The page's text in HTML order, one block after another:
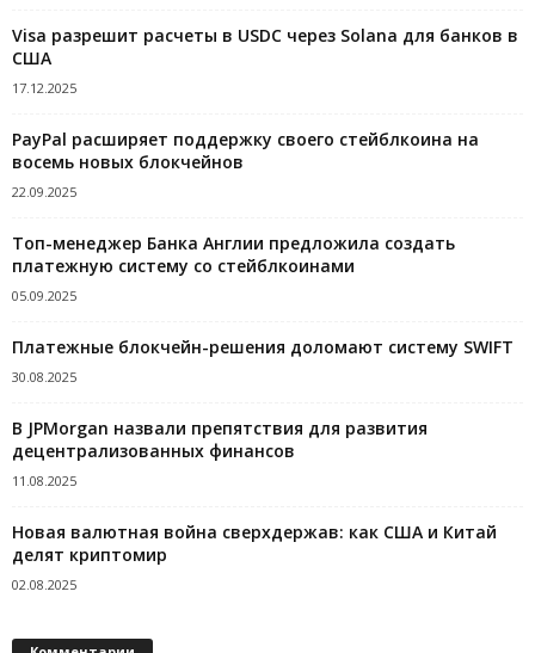
Visa разрешит расчеты в USDC через Solana для банков в
США
17.12.2025
PayPal расширяет поддержку своего стейблкоина на
восемь новых блокчейнов
22.09.2025
Топ-менеджер Банка Англии предложила создать
платежную систему со стейблкоинами
05.09.2025
Платежные блокчейн-решения доломают систему SWIFT
30.08.2025
В JPMorgan назвали препятствия для развития
децентрализованных финансов
11.08.2025
Новая валютная война сверхдержав: как США и Китай
делят криптомир
02.08.2025